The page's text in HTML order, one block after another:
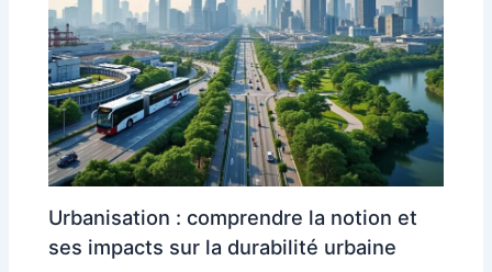
Urbanisation : comprendre la notion et
ses impacts sur la durabilité urbaine